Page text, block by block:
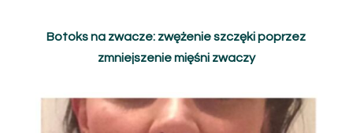
Botoks na zwacze: zwężenie szczęki poprzez
zmniejszenie mięśni zwaczy